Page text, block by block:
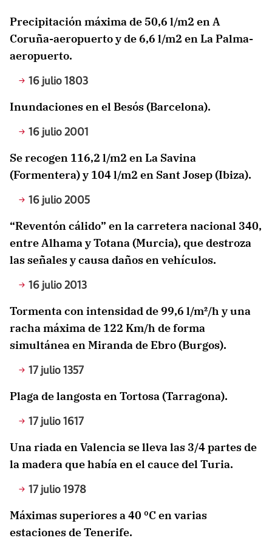
Precipitación máxima de 50,6 l/m2 en A
Coruña-aeropuerto y de 6,6 l/m2 en La Palma-
aeropuerto.
16 julio 1803
Inundaciones en el Besós (Barcelona).
16 julio 2001
Se recogen 116,2 l/m2 en La Savina
(Formentera) y 104 l/m2 en Sant Josep (Ibiza).
16 julio 2005
“Reventón cálido” en la carretera nacional 340,
entre Alhama y Totana (Murcia), que destroza
las señales y causa daños en vehículos.
16 julio 2013
Tormenta con intensidad de 99,6 l/m²/h y una
racha máxima de 122 Km/h de forma
simultánea en Miranda de Ebro (Burgos).
17 julio 1357
Plaga de langosta en Tortosa (Tarragona).
17 julio 1617
Una riada en Valencia se lleva las 3/4 partes de
la madera que había en el cauce del Turia.
17 julio 1978
Máximas superiores a 40 ºC en varias
estaciones de Tenerife.